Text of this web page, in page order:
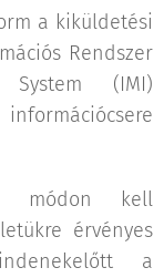
a kiküldetési
Rendszer
(IMI)
módon kell
érvényes
a